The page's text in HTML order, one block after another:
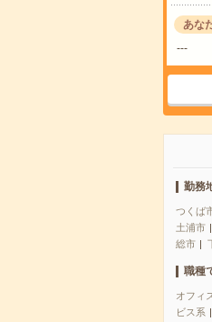
あな
---
勤務
つくば
土浦市
総市
職種
オフィ
ビス系